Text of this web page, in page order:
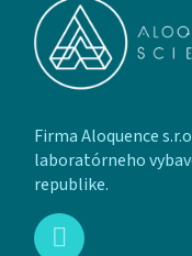
Firma Aloquence
laboratórneho
republike.